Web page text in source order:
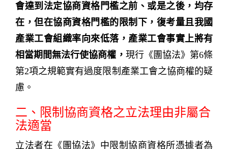
會達到法定協商資格門檻之前、或是之後，均存
在，但在協商資格門檻的限制下，復考量且我國
產業工會組織率向來低落，產業工會事實上將有
相當期間無法行使協商權， 現行《團協法》第6條
第2項之規範實有過度限制產業工會之協商權的疑
慮。
二、限制協商資格之立法理由非屬合
法適當
立法者在《團協法》中限制協商資格所憑據者為